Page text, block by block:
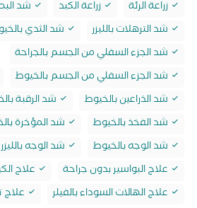
زراعة الرئة
زراعة الكبد
شد
شد الترهلات بالليزر
شد الثدي
شد الجزء السفلي من الجسم بالجراحة
شد الجزء السفلي من الجسم بالخيوط
شد الذراعين بالخيوط
شد الرقبة
شد الفخذ بالخيوط
شد المؤخرة
شد الوجه بالخيوط
شد الوجه بالليزر
علاج البواسير بدون جراحة
علاج
علاج الهالات السوداء بالفيلر
علاج